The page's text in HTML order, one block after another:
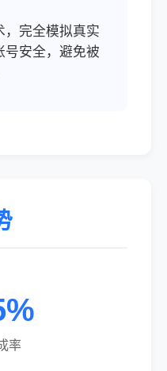
，完全模拟真实
号安全，避免被
率